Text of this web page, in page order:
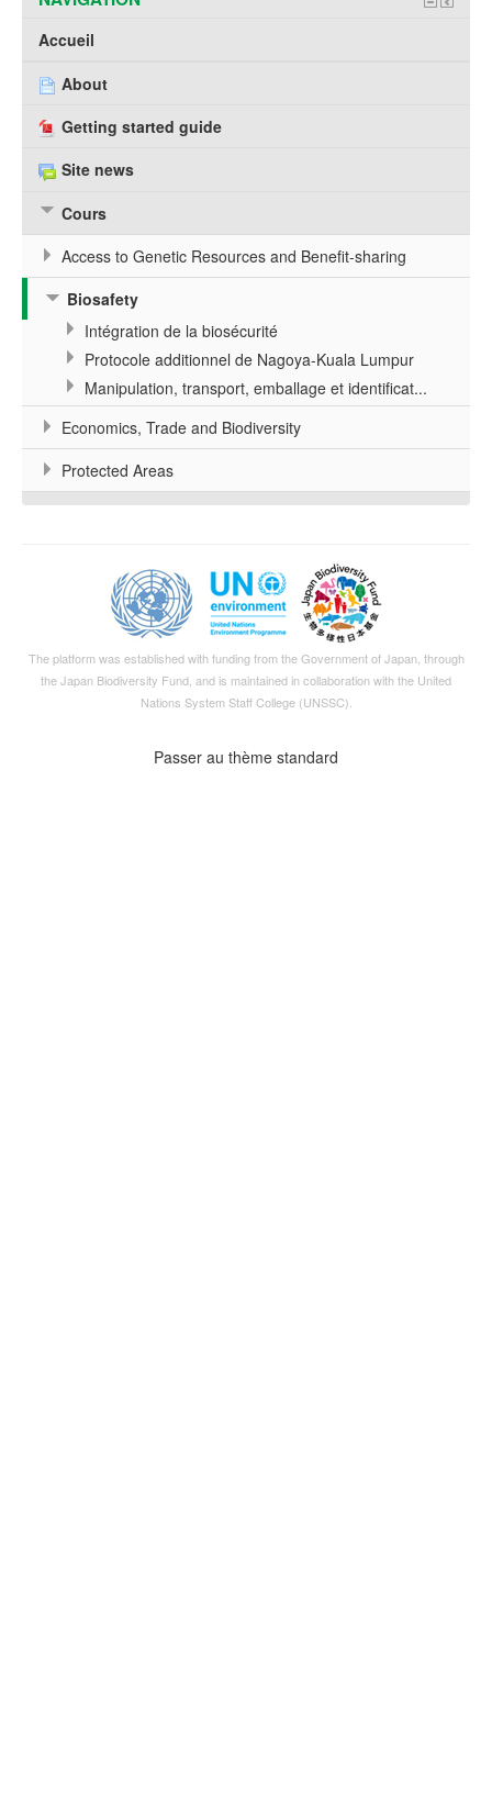
Accueil
About
Getting started guide
Site news
Cours
Access to Genetic Resources and Benefit-sharing
Biosafety
Intégration de la biosécurité
Protocole additionnel de Nagoya-Kuala Lumpur
Manipulation, transport, emballage et identificat...
Economics, Trade and Biodiversity
Protected Areas
The platform was established with funding from the Government of Japan, through
theJapan Biodiversity Fund , and is maintained in collaboration with the United
Nations System Staff College (UNSSC).
Passer au thème standard